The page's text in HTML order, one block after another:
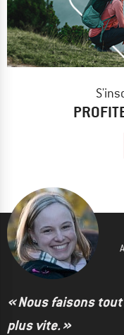
« Nous faisons
plus vite. »